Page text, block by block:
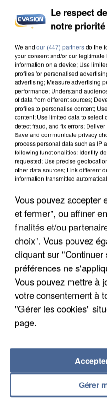
INCENDIES : L’ÎLE-DE-
DE SOLIDARITÉ AVEC
APRÈS TOUTES CES
DE FAUNE SAUVAGE
Le respect
notre priorité
We and our (447) partnersdo the
your consent and/or our
information on a device; Use
profiles for personalised
advertising; Measure advertising
performance; Understand
of data from different sources;
profiles to personalise content;
content; Use limited data to select
detect fraud, and fix errors;
Save and communicate privacy
process personal data such as IP
following functionalities: Identify
requested; Use precise
other data sources; Link different
information transmitted
Vous pouvez accepter
et fermer", ou affiner
finalités et/ou
choix". Vous pouvez
cliquant sur "Continuer
préférences ne
Vous pouvez mettre à
votre consentement à
"Gérer les cookies"
page.
Gérer